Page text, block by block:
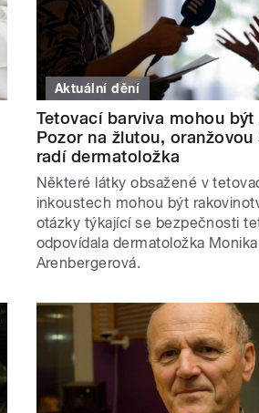
Aktuální dění
Tetovací barviva mohou být
Pozor na žlutou, oranžovou
radí dermatoložka
Některé látky obsažené v
inkoustech mohou být
otázky týkající se bezpečnosti
odpovídala dermatoložka Monika
Arenbergerová.